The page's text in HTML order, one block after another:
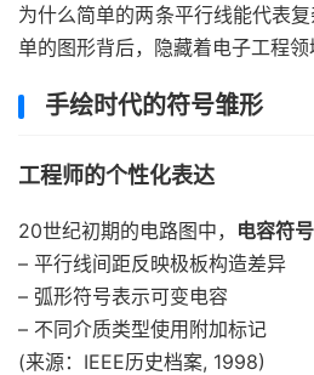
为什么简单的两条平行线能代表
单的图形背后，隐藏着电子工程领
手绘时代的符号雏形
工程师的个性化表达
20世纪初期的电路图中， 电容符号
– 平行线间距反映极板构造差异
– 弧形符号表示可变电容
– 不同介质类型使用附加标记
(来源：IEEE历史档案, 1998)